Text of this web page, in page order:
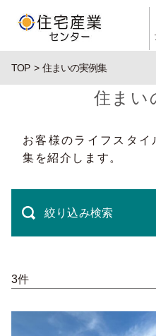
TOP 住まいの実例集
住まい
お客様のライフスタイ
集を紹介します。
絞り込み検索
3件